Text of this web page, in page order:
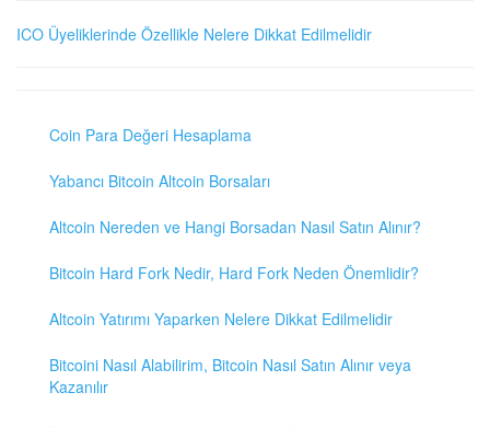
ICO Üyeliklerinde Özellikle Nelere Dikkat Edilmelidir
Coin Para Değeri Hesaplama
Yabancı Bitcoin Altcoin Borsaları
Altcoin Nereden ve Hangi Borsadan Nasıl Satın Alınır?
Bitcoin Hard Fork Nedir, Hard Fork Neden Önemlidir?
Altcoin Yatırımı Yaparken Nelere Dikkat Edilmelidir
Bitcoini Nasıl Alabilirim, Bitcoin Nasıl Satın Alınır veya
Kazanılır